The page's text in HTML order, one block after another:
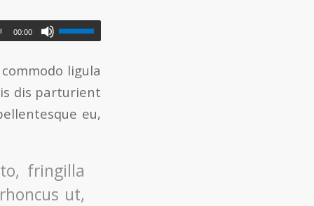
00:00
ligula
dis parturient
eu,
fringilla
ut,